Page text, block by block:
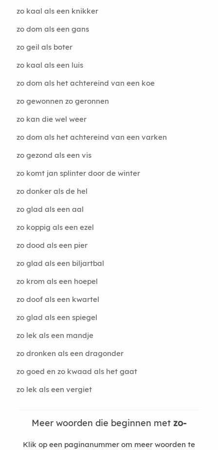
zo kaal als een knikker
zo dom als een gans
zo geil als boter
zo kaal als een luis
zo dom als het achtereind van een koe
zo gewonnen zo geronnen
zo kan die wel weer
zo dom als het achtereind van een varken
zo gezond als een vis
zo komt jan splinter door de winter
zo donker als de hel
zo glad als een aal
zo koppig als een ezel
zo dood als een pier
zo glad als een biljartbal
zo krom als een hoepel
zo doof als een kwartel
zo glad als een spiegel
zo lek als een mandje
zo dronken als een dragonder
zo goed en zo kwaad als het gaat
zo lek als een vergiet
Meer woorden die beginnen met zo-
Klik op een paginanummer om meer woorden te